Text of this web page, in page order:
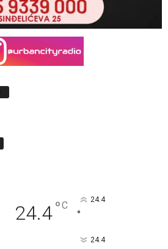
24.4°C 24.4
°
24.4